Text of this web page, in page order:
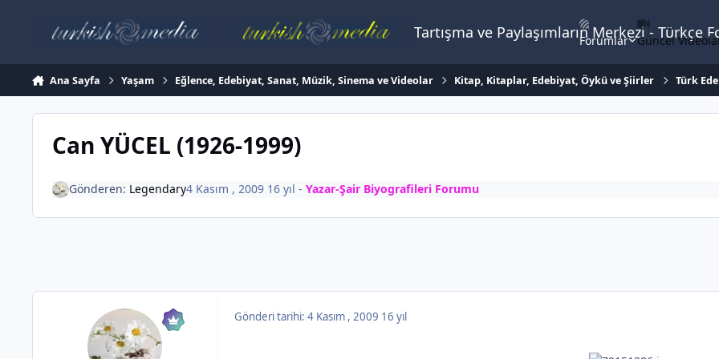
Tartışma ve Paylaşımların Merkezi -
Forumlar Güncel
Ana Sayfa Yaşam Eğlence, Edebiyat, Sanat, Müzik, Sinema ve Videolar Kitap, Kitaplar, Edebiyat, Öykü ve Şiirler Türk
Can YÜCEL (1926-1999)
Gönderen: Legendary4 Kasım , 2009 16 yıl - Yazar-Şair Biyografileri Forumu
Gönderi tarihi: 4 Kasım , 2009 16 yıl